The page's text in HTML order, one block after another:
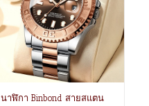
นาฬิกา Binbond สายสแตน